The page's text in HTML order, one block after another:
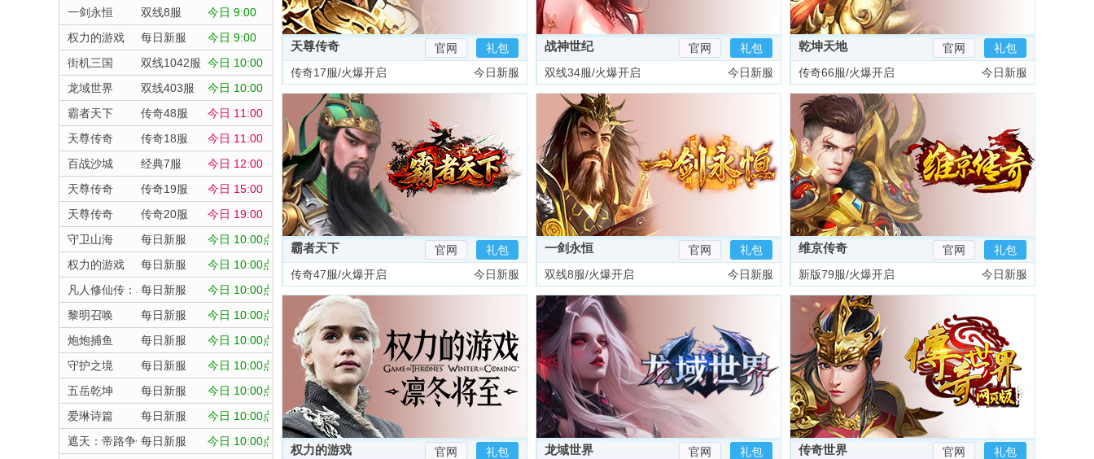
一剑永恒
双线8服
今日 9:00
权力的游戏
每日新服
今日 9:00
街机三国
双线1042服 今日 10:00
龙域世界
双线403服
今日 10:00
霸者天下
传奇48服
今日 11:00
天尊传奇
传奇18服
今日 11:00
百战沙城
经典7服
今日 12:00
天尊传奇
传奇19服
今日 15:00
天尊传奇
传奇20服
今日 19:00
守卫山海
每日新服
今日 10:00点
权力的游戏
每日新服
今日 10:00点
凡人修仙传：星海飞驰
每日新服
今日 10:00点
黎明召唤
每日新服
今日 10:00点
炮炮捕鱼
每日新服
今日 10:00点
守护之境
每日新服
今日 10:00点
五岳乾坤
每日新服
今日 10:00点
爱琳诗篇
每日新服
今日 10:00点
遮天：帝路争锋每日新服
今日 10:00点
天尊传奇 官网
礼包
今日新服
传奇17服/火爆开启
战神世纪 官网
礼包
今日新服
双线34服/火爆开启
乾坤天地 官网
礼包
今日新服
传奇66服/火爆开启
霸者天下 官网
礼包
今日新服
传奇47服/火爆开启
一剑永恒 官网
礼包
今日新服
双线8服/火爆开启
维京传奇 官网
礼包
今日新服
新版79服/火爆开启
权力的游戏 官网
礼包
龙域世界 官网
礼包
传奇世界 官网
礼包